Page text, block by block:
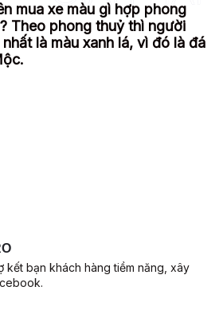
kết bạn khách hàng tiềm năng, xây
mua xe màu gì hợp phong
Theo phong thuỷ thì người
là màu xanh lá, vì đó là đá